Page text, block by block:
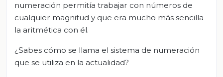
numeración permitía trabajar con números de
cualquier magnitud y que era mucho más sencilla
la aritmética con él.
¿Sabes cómo se llama el sistema de numeración
que se utiliza en la actualidad?